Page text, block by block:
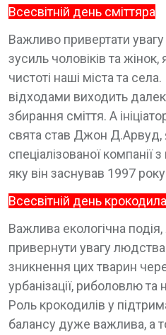
Всесвітній день сміттяра
Важливо привертати
зусиль чоловіків та жінок,
чистоті наші міста та
відходами виходить
збирання сміття. А
свята став Джон Д.Арвуд,
спеціалізованої компанії
яку він заснував 1997
Всесвітній день крокодила
Важлива екологічна
привернути увагу
зникнення цих тварин
урбанізації, риболовлю
Роль крокодилів у
балансу дуже важлива, а